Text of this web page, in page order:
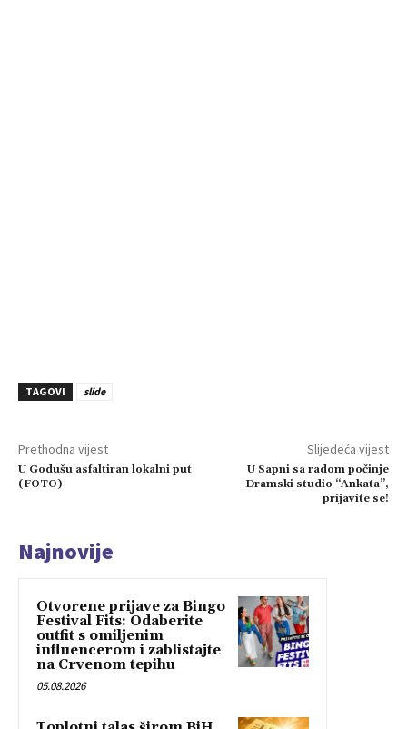
TAGOVI slide
Prethodna vijest
U Godušu asfaltiran lokalni put
(FOTO)
Slijedeća vijest
U Sapni sa radom počinje
Dramski studio “Ankata”,
prijavite se!
Najnovije
Otvorene prijave za Bingo
Festival Fits: Odaberite
outfit s omiljenim
influencerom i zablistajte
na Crvenom tepihu
05.08.2026